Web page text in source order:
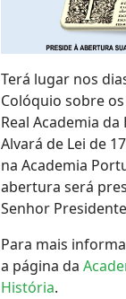
Terá lugar nos
Colóquio sobre
Real Academia
Alvará de Lei de
na Academia
abertura será
Senhor
Para mais
a página da
História.